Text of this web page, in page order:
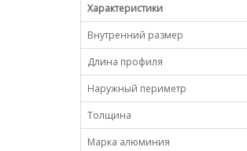
Характеристики
Внутренний размер
Длина профиля
Наружный периметр
Толщина
Марка алюминия